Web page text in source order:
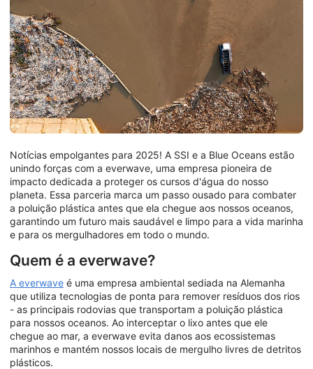
Notícias empolgantes para 2025! A SSI e a Blue Oceans estão
unindo forças com a everwave, uma empresa pioneira de
impacto dedicada a proteger os cursos d'água do nosso
planeta. Essa parceria marca um passo ousado para combater
a poluição plástica antes que ela chegue aos nossos oceanos,
garantindo um futuro mais saudável e limpo para a vida marinha
e para os mergulhadores em todo o mundo.
Quem é a everwave?
A everwave é uma empresa ambiental sediada na Alemanha
que utiliza tecnologias de ponta para remover resíduos dos rios
- as principais rodovias que transportam a poluição plástica
para nossos oceanos. Ao interceptar o lixo antes que ele
chegue ao mar, a everwave evita danos aos ecossistemas
marinhos e mantém nossos locais de mergulho livres de detritos
plásticos.